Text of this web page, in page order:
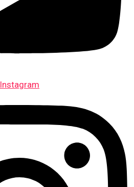
Instagram